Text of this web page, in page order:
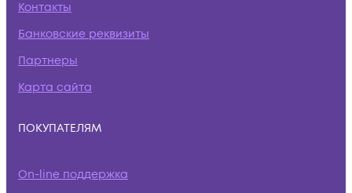
Контакты
Банковские реквизиты
Партнеры
Карта сайта
ПОКУПАТЕЛЯМ
On-line поддержка